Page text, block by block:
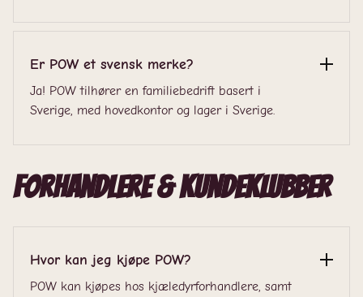
Er POW et svensk merke?
Ja! POW tilhører en familiebedrift basert i
Sverige, med hovedkontor og lager i Sverige.
Forhandlere & kundeklubber
Hvor kan jeg kjøpe POW?
POW kan kjøpes hos kjæledyrforhandlere, samt